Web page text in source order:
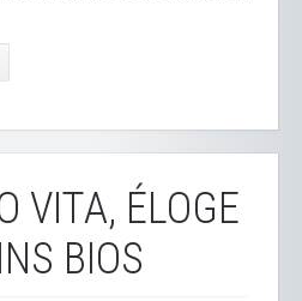
VITA, ÉLOGE
BIOS